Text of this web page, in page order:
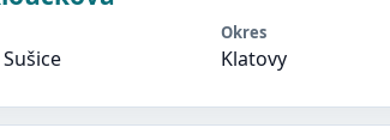
Okres
Klatovy